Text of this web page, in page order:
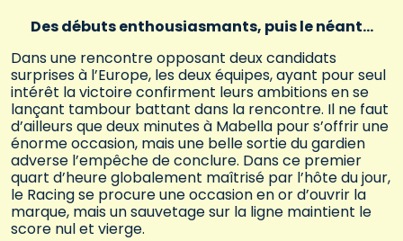
Des débuts enthousiasmants, puis le néant…
Dans une rencontre opposant deux candidats
surprises à l’Europe, les deux équipes, ayant pour seul
intérêt la victoire confirment leurs ambitions en se
lançant tambour battant dans la rencontre. Il ne faut
d’ailleurs que deux minutes à Mabella pour s’offrir une
énorme occasion, mais une belle sortie du gardien
adverse l’empêche de conclure. Dans ce premier
quart d’heure globalement maîtrisé par l’hôte du jour,
le Racing se procure une occasion en or d’ouvrir la
marque, mais un sauvetage sur la ligne maintient le
score nul et vierge.